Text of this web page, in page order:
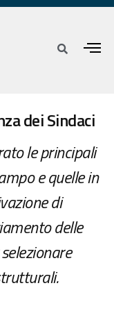
dei Sindaci
le principali
e quelle in
di
delle